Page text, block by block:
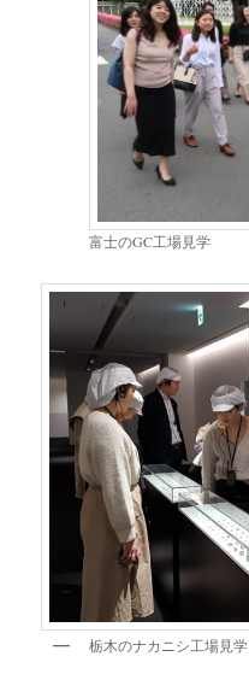
富士のGC工場見学
栃木のナカニシ工場見学